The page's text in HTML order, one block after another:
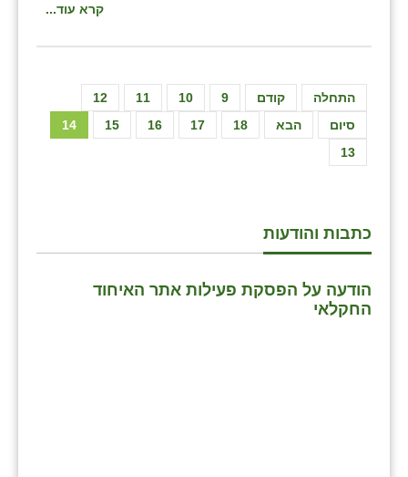
קרא עוד...
התחלה קודם 9
10
11
12
13
14 15 16 17 18 הבא סיום
כתבות והודעות
הודעה על הפסקת פעילות אתר האיחוד
החקלאי